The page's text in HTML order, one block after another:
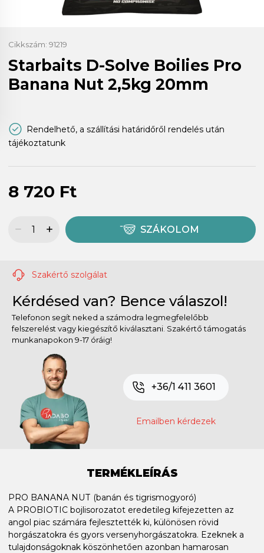
Cikkszám: 91219
Starbaits D-Solve Boilies Pro
Banana Nut 2,5kg 20mm
Rendelhető, a szállítási határidőről rendelés után
tájékoztatunk
8 720 Ft
SZÁKOLOM
Szakértő szolgálat
Kérdésed van? Bence válaszol!
Telefonon segít neked a számodra legmegfelelőbb
felszerelést vagy kiegészítő kiválasztani. Szakértő támogatás
munkanapokon 9-17 óráig!
+36/1 411 3601
Emailben kérdezek
TERMÉKLEÍRÁS
PRO BANANA NUT (banán és tigrismogyoró)
A PROBIOTIC bojlisorozatot eredetileg kifejezetten az
angol piac számára fejlesztették ki, különösen rövid
horgászatokra és gyors versenyhorgászatokra. Ezeknek a
tulajdonságoknak köszönhetően azonban hamarosan